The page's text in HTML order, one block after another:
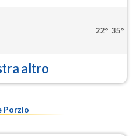
22° 35°
altro
Porzio